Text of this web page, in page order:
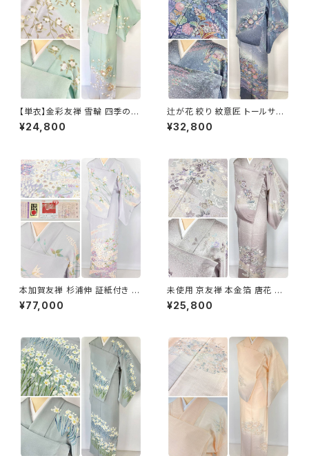
【単衣】金彩友禅 雪輪 四季の
花々 正絹 訪問着 黄緑 青緑 紫
1418
¥24,800
辻が花 絞り 紋意匠 トールサイ
ズ 金彩 訪問着 正絹 袷 青 ブル
ー 紫 1273
¥32,800
本加賀友禅 杉浦伸 証紙付き 訪
問着 花柄 正絹 紫 白 パステル
白菫色 1080
¥77,000
未使用 京友禅 本金箔 唐花 訪
問着 袷 正絹 紫 グレー 白 1165
¥25,800